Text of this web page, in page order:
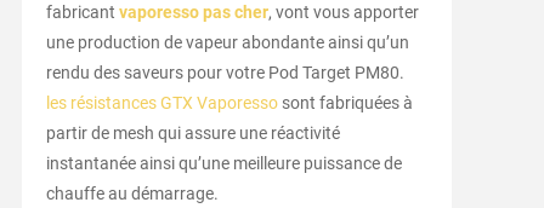
fabricant vaporesso pas cher, vont vous apporter
une production de vapeur abondante ainsi qu’un
rendu des saveurs pour votre Pod Target PM80.
les résistances GTX Vaporessosont fabriquées à
partir de mesh qui assure une réactivité
instantanée ainsi qu’une meilleure puissance de
chauffe au démarrage.